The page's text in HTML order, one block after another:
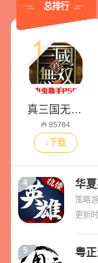
总排行
真三国无双5
85784
↓下载
4 华
策略
更新
5 粤